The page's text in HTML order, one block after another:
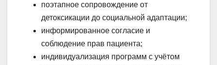
поэтапное сопровождение от
детоксикации до социальной адаптации;
информированное согласие и
соблюдение прав пациента;
индивидуализация программ с учётом